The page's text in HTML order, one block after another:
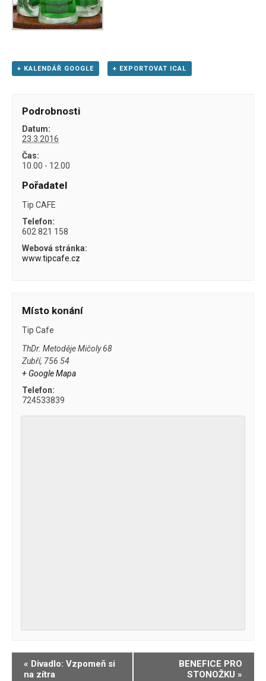
+ KALENDÁŘ GOOGLE + EXPORTOVAT ICAL
Podrobnosti
Datum:
23.3.2016
Čas:
10.00 - 12.00
Pořadatel
Tip CAFE
Telefon:
602 821 158
Webová stránka:
www.tipcafe.cz
Místo konání
Tip Cafe
ThDr. Metoděje Mičoly 68
Zubří, 756 54
+ Google Mapa
Telefon:
724533839
Navigace
pro
« Divadlo: Vzpomeň si
na zítra
BENEFICE PRO
STONOŽKU »